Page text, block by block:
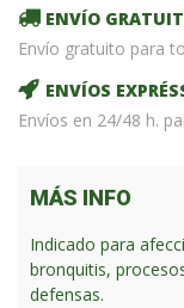
ENVÍO
Envío gratuito para
ENVÍOS
Envíos en 24/48 h.
MÁS INFO
Indicado para
bronquitis,
defensas.